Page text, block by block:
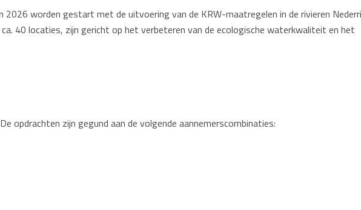
2026 worden gestart met de uitvoering van de KRW-maatregelen in de rivieren
40 locaties, zijn gericht op het verbeteren van de ecologische waterkwaliteit en het
opdrachten zijn gegund aan de volgende aannemerscombinaties: